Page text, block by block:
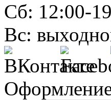
Сб: 12:00-
Вс:
Оформление